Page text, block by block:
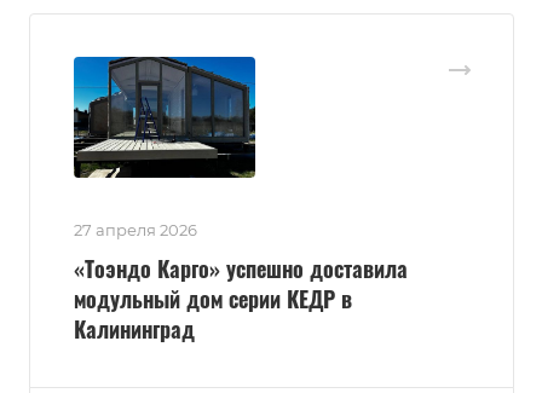
27 апреля 2026
«Тоэндо Карго» успешно доставила
модульный дом серии КЕДР в
Калининград